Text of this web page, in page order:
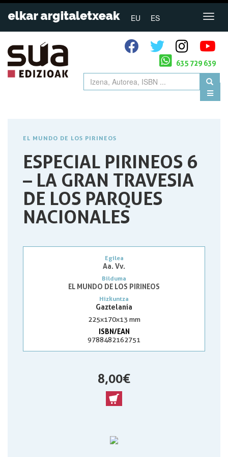
EU ES
635 729 639
EL MUNDO DE LOS PIRINEOS
ESPECIAL PIRINEOS 6
– LA GRAN TRAVESIA
DE LOS PARQUES
NACIONALES
Egilea
Aa. Vv.
Bilduma
EL MUNDO DE LOS PIRINEOS
Hizkuntza
Gaztelania
225x170x13 mm
ISBN/EAN
9788482162751
8,00 €